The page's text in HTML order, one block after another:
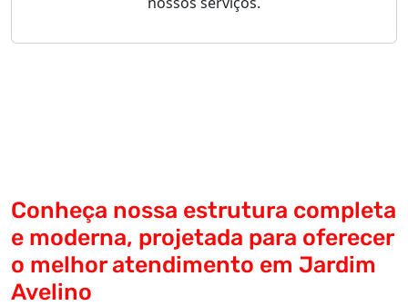
Conheça nossa estrutura completa
e moderna, projetada para oferecer
o melhor atendimento em Jardim
Avelino